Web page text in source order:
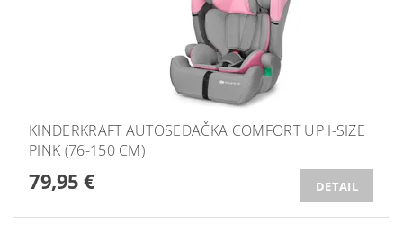
KINDERKRAFT AUTOSEDAČKA COMFORT UP I-SIZE
PINK (76-150 CM)
79,95 € DETAIL